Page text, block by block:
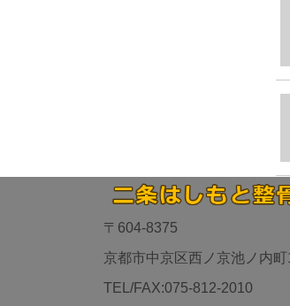
〒604-8375
京都市中京区西ノ京池ノ内町
TEL/FAX:075-812-2010